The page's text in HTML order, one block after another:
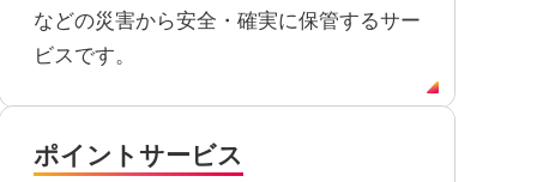
などの災害から安全・確実に保管するサー
ビスです。
ポイントサービス